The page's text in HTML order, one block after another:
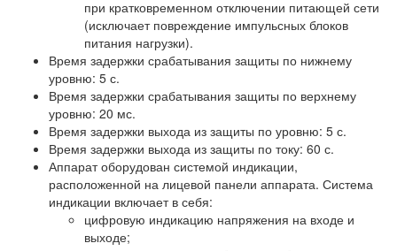
при кратковременном отключении питающей сети
(исключает повреждение импульсных блоков
питания нагрузки).
Время задержки срабатывания защиты по нижнему
уровню: 5 с.
Время задержки срабатывания защиты по верхнему
уровню: 20 мс.
Время задержки выхода из защиты по уровню: 5 с.
Время задержки выхода из защиты по току: 60 с.
Аппарат оборудован системой индикации,
расположенной на лицевой панели аппарата. Система
индикации включает в себя:
цифровую индикацию напряжения на входе и
выходе;